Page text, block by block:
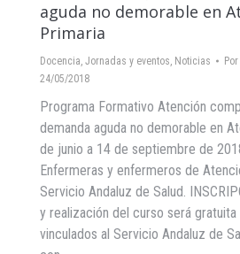
aguda no demorable en
Primaria
Docencia, Jornadas y eventos, Noticias Por
24/05/2018
Programa Formativo Atención
demanda aguda no demorable en
de junio a 14 de septiembre de
Enfermeras y enfermeros de
Servicio Andaluz de Salud.
y realización del curso será
vinculados al Servicio Andaluz de